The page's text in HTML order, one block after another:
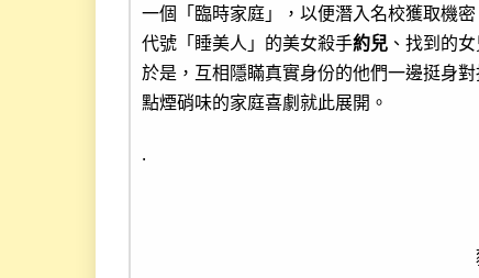
一個「臨時家庭」，以便潛入名校獲取機
代號「睡美人」的美女殺手約兒 、找到的
於是，互相隱瞞真實身份的他們一邊挺身
點煙硝味的家庭喜劇就此展開。
.